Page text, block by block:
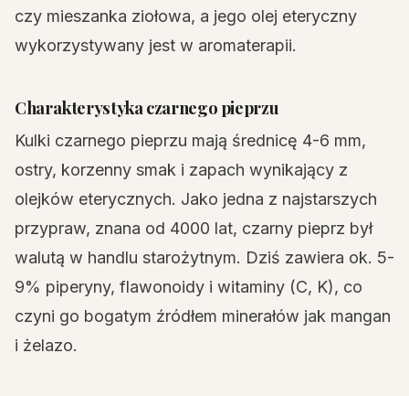
czy mieszanka ziołowa, a jego olej eteryczny
wykorzystywany jest w aromaterapii.
Charakterystyka czarnego pieprzu
Kulki czarnego pieprzu mają średnicę 4-6 mm,
ostry, korzenny smak i zapach wynikający z
olejków eterycznych. Jako jedna z najstarszych
przypraw, znana od 4000 lat, czarny pieprz był
walutą w handlu starożytnym. Dziś zawiera ok. 5-
9% piperyny, flawonoidy i witaminy (C, K), co
czyni go bogatym źródłem minerałów jak mangan
i żelazo.